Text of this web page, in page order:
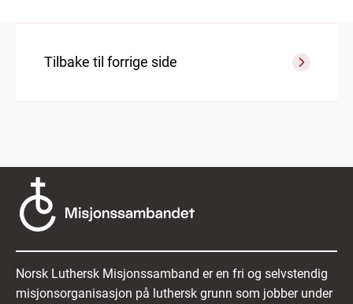
Tilbake til forrige side
Norsk Luthersk Misjonssamband er en fri og selvstendig
misjonsorganisasjon på luthersk grunn som jobber under